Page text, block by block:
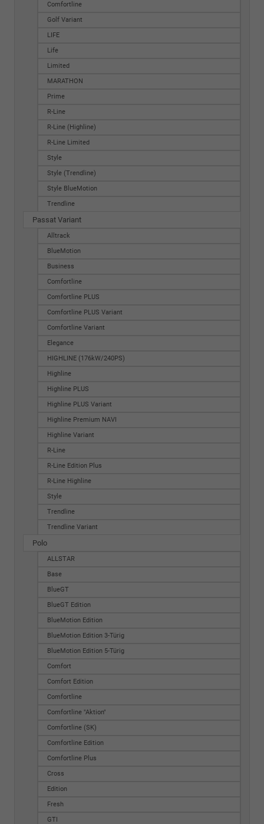
Comfortline
Golf Variant
LIFE
Life
Limited
MARATHON
Prime
R-Line
R-Line (Highline)
R-Line Limited
Style
Style (Trendline)
Style BlueMotion
Trendline
Passat Variant
Alltrack
BlueMotion
Business
Comfortline
Comfortline PLUS
Comfortline PLUS Variant
Comfortline Variant
Elegance
HIGHLINE (176kW/240PS)
Highline
Highline PLUS
Highline PLUS Variant
Highline Premium NAVI
Highline Variant
R-Line
R-Line Edition Plus
R-Line Highline
Style
Trendline
Trendline Variant
Polo
ALLSTAR
Base
BlueGT
BlueGT Edition
BlueMotion Edition
BlueMotion Edition 3-Türig
BlueMotion Edition 5-Türig
Comfort
Comfort Edition
Comfortline
Comfortline "Aktion"
Comfortline (SK)
Comfortline Edition
Comfortline Plus
Cross
Edition
Fresh
GTI